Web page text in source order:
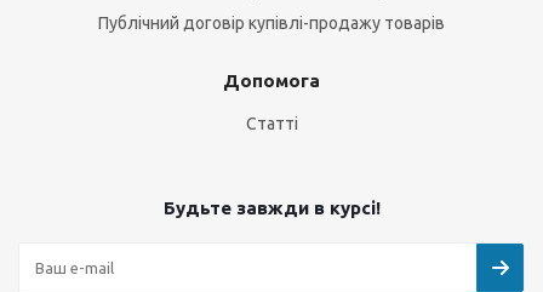
Публічний договір купівлі-продажу товарів
Допомога
Статті
Будьте завжди в курсі!